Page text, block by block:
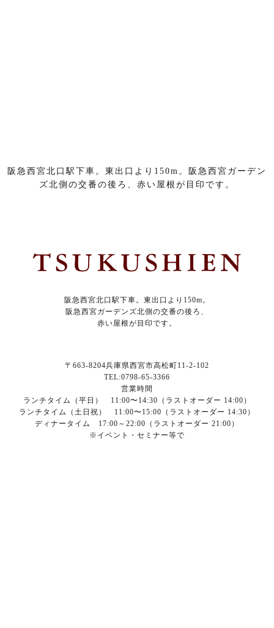
阪急西宮北口駅下車。東出口より150m。阪急西宮ガーデン
ズ北側の交番の後ろ、赤い屋根が目印です。
阪急西宮北口駅下車。東出口より150m。
阪急西宮ガーデンズ北側の交番の後ろ、
赤い屋根が目印です。
〒663-8204兵庫県西宮市高松町11-2-102
TEL:0798-65-3366
営業時間
ランチタイム（平日） 11:00〜14:30（ラストオーダー 14:00）
ランチタイム（土日祝） 11:00〜15:00（ラストオーダー 14:30）
ディナータイム 17:00～22:00（ラストオーダー 21:00）
※イベント・セミナー等で